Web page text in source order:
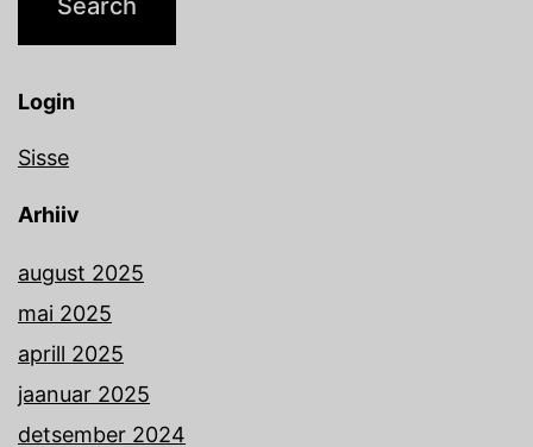
Login
Sisse
Arhiiv
august 2025
mai 2025
aprill 2025
jaanuar 2025
detsember 2024